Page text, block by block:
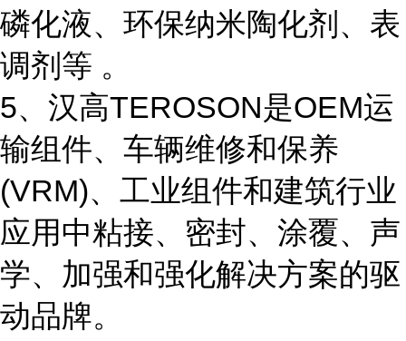
磷化液、环保纳米陶化剂、表
调剂等 。
5、汉高TEROSON是OEM运
输组件、车辆维修和保养
(VRM)、工业组件和建筑行业
应用中粘接、密封、涂覆、声
学、加强和强化解决方案的驱
动品牌。